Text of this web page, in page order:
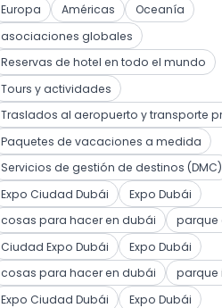
Europa
Américas
Oceanía
asociaciones globales
Reservas de hotel en todo el mundo
Tours y actividades
Traslados al aeropuerto y transporte
Paquetes de vacaciones a medida
Servicios de gestión de destinos (DMC)
Expo Ciudad Dubái
Expo Dubái
cosas para hacer en dubái
parque
Ciudad Expo Dubái
Expo Dubái
cosas para hacer en dubái
parque
Expo Ciudad Dubái
Expo Dubái